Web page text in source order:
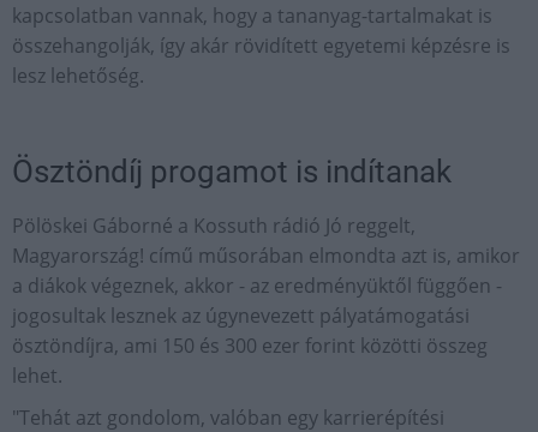
kapcsolatban vannak, hogy a tananyag-tartalmakat is
összehangolják, így akár rövidített egyetemi képzésre is
lesz lehetőség.
Ösztöndíj progamot is indítanak
Pölöskei Gáborné a Kossuth rádió Jó reggelt,
Magyarország! című műsorában elmondta azt is, amikor
a diákok végeznek, akkor - az eredményüktől függően -
jogosultak lesznek az úgynevezett pályatámogatási
ösztöndíjra, ami 150 és 300 ezer forint közötti összeg
lehet.
"Tehát azt gondolom, valóban egy karrierépítési